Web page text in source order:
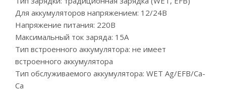
Для аккумуляторов напряжением: 12/24В
Напряжение питания: 220В
Максимальный ток заряда: 15А
Тип встроенного аккумулятора: не имеет
встроенного аккумулятора
Тип обслуживаемого аккумулятора: WET Ag/EFB/Сa-
Ca